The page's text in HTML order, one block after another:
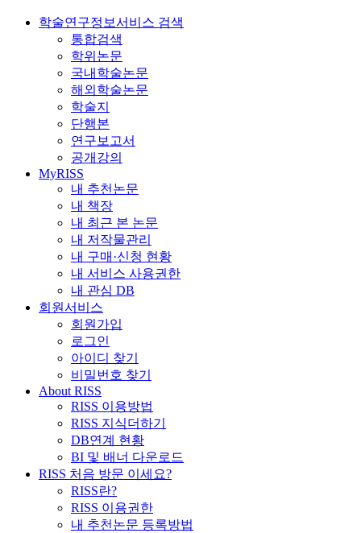
학술연구정보서비스 검색
통합검색
학위논문
국내학술논문
해외학술논문
학술지
단행본
연구보고서
공개강의
MyRISS
내 추천논문
내 책장
내 최근 본 논문
내 저작물관리
내 구매·신청 현황
내 서비스 사용권한
내 관심 DB
회원서비스
회원가입
로그인
아이디 찾기
비밀번호 찾기
About RISS
RISS 이용방법
RISS 지식더하기
DB연계 현황
BI 및 배너 다운로드
RISS 처음 방문 이세요?
RISS란?
RISS 이용권한
내 추천논문 등록방법